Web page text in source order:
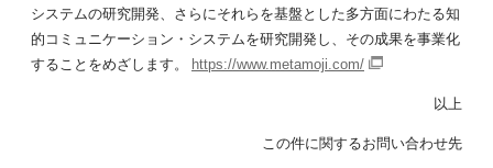
システムの研究開発、さらにそれらを基盤とした多方面にわたる知
的コミュニケーション・システムを研究開発し、その成果を事業化
することをめざします。 https://www.metamoji.com/
以上
この件に関するお問い合わせ先